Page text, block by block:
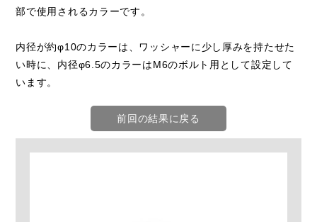
部で使用されるカラーです。
内径が約φ10のカラーは、ワッシャーに少し厚みを持たせた
い時に、内径φ6.5のカラーはM6のボルト用として設定して
います。
前回の結果に戻る